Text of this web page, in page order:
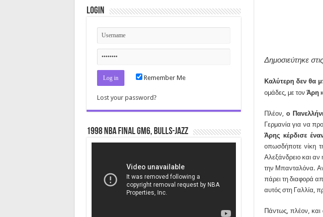
Δημοσιεύτηκε
Καλύτερη δεν θα
ομάδες, με τον Άρη
Πλέον, ο
Γερμανία για να
Άρης κέρδισε
οπωσδήποτε νίκη
Αλεξάνδρειο και
την Μπανταλόνα.
πάρει τη διαφορά
αυτός στη Γαλλία,
Πάντως, πλέον, και
Login
Remember Me
Lost your password?
1998 NBA Final gm6, Bulls-Jazz